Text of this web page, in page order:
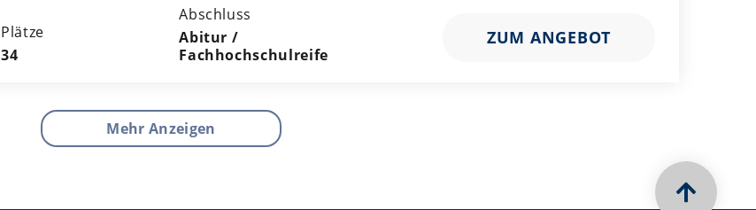
Plätze
34
Abschluss
Abitur /
Fachhochschulreife
ZUM ANGEBOT
Mehr Anzeigen